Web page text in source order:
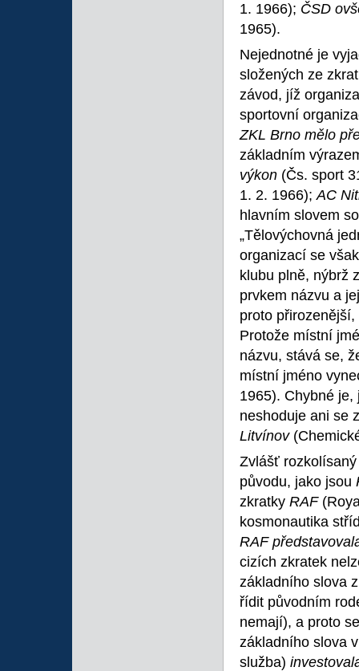
1. 1966); ČSD
1965).
Nejednotné je
složených ze
závod, jíž
sportovní
ZKL Brno mělo
základním
výkon (Čs. sport
1. 2. 1966);AC
hlavním slovem
„Tělovýchovná
organizací se
klubu plně, nýbrž
prvkem názvu a
proto
Protože místní
názvu, stává se,
místní jméno
1965). Chybné
neshoduje ani se
Litvínov
Zvlášť
původu, jako jsou
zkratky RAF
kosmonautika
RAF
cizích zkratek
základního slova
řídit původním
nemají), a proto
základního slova
služba)